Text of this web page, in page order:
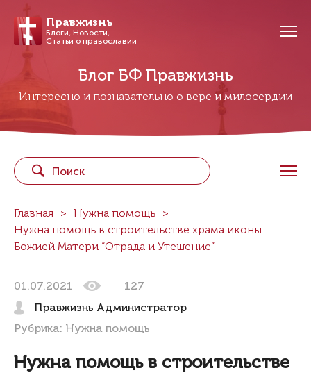
Правжизнь
Блоги, Новости,
Статьи о православии
Блог БФ Правжизнь
Интересно и познавательно о вере и милосердии
Главная
Нужна помощь
Нужна помощь в строительстве храма иконы
Божией Матери “Отрада и Утешение”
01.07.2021
127
Правжизнь Администратор
Рубрика: Нужна помощь
Нужна помощь в строительстве